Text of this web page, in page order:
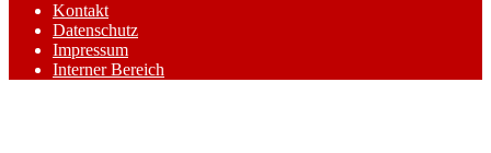
Kontakt
Datenschutz
Impressum
Interner Bereich